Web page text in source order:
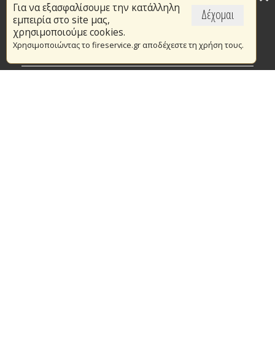
Δέχομαι
Για να εξασφαλίσουμε την κατάλληλη
εμπειρία στο site μας,
χρησιμοποιούμε cookies.
Χρησιμοποιώντας το fireservice.gr αποδέχεστε τη χρήση τους.
Επικαιρότητα
Το Πυροσβεστικό Σώμα